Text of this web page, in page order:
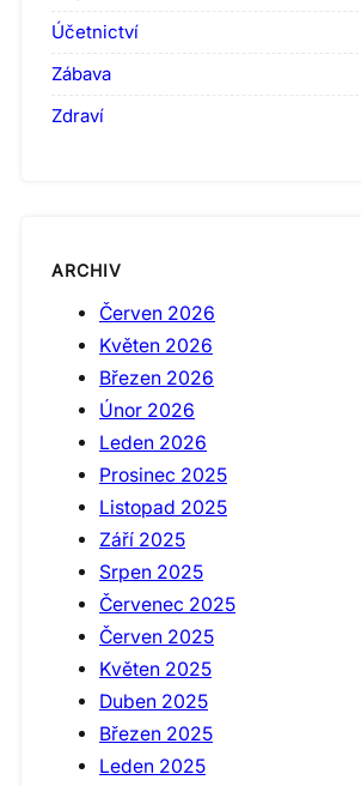
Účetnictví
Zábava
Zdraví
ARCHIV
Červen 2026
Květen 2026
Březen 2026
Únor 2026
Leden 2026
Prosinec 2025
Listopad 2025
Září 2025
Srpen 2025
Červenec 2025
Červen 2025
Květen 2025
Duben 2025
Březen 2025
Leden 2025